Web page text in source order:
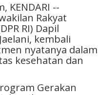
KENDARI --
Rakyat
RI) Dapil
kembali
nyatanya dalam
kesehatan dan
Gerakan